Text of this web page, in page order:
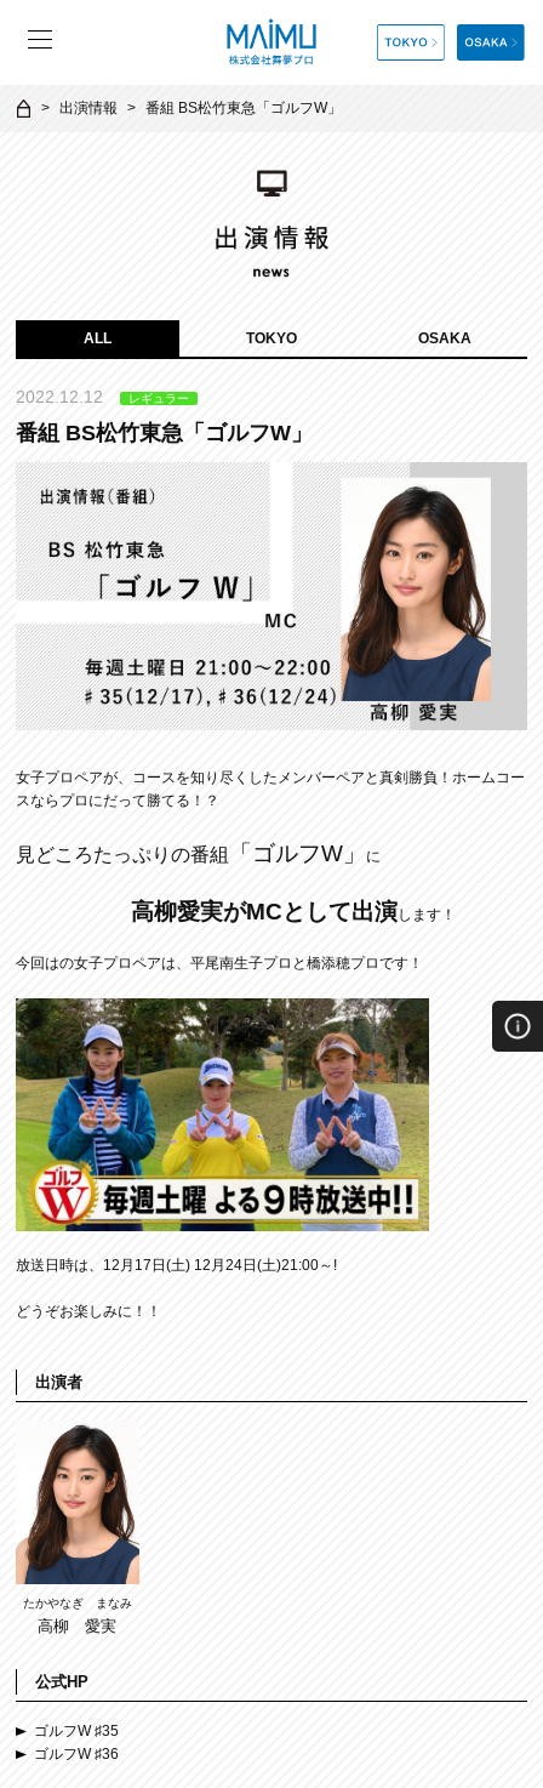
出演情報 番組 BS松竹東急「ゴルフW」
ALL TOKYO OSAKA
2022.12.12 レギュラー
番組 BS松竹東急「ゴルフW」
女子プロペアが、コースを知り尽くしたメンバーペアと真剣勝負！ホームコー
スならプロにだって勝てる！？
見どころたっぷりの番組 「ゴルフW」 に
高柳愛実がMCとして出演します！
今回はの女子プロペアは、平尾南生子プロと橋添穂プロです！
放送日時は、12月17日(土) 12月24日(土)21:00～!
どうぞお楽しみに！！
出演者
たかやなぎ まなみ
高柳 愛実
公式HP
ゴルフW ♯35
ゴルフW ♯36